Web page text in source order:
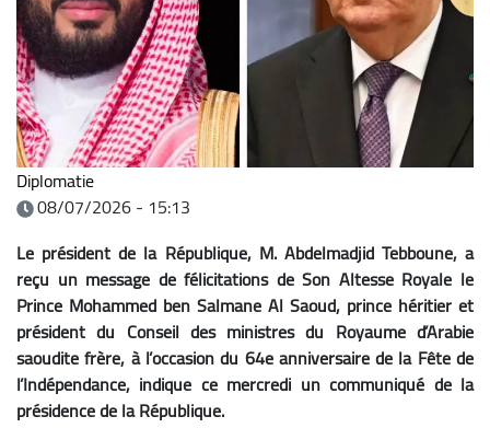
Diplomatie
08/07/2026 - 15:13
Le président de la République, M. Abdelmadjid Tebboune, a
reçu un message de félicitations de Son Altesse Royale le
Prince Mohammed ben Salmane Al Saoud, prince héritier et
président du Conseil des ministres du Royaume d’Arabie
saoudite frère, à l’occasion du 64e anniversaire de la Fête de
l’Indépendance, indique ce mercredi un communiqué de la
présidence de la République.